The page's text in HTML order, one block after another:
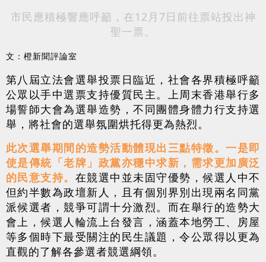
市民應積極響應呼籲，在12月7日前往票站投出神
聖一票。
文：橙新聞評論室
第八屆立法會選舉投票日臨近，社會各界積極呼籲
公眾以手中選票支持優質民主。上周末香港舉行多
場誓師大會為選舉造勢，不同團體身體力行支持選
舉，將社會的選舉氛圍烘托得更為熱烈。
此次選舉期間的造勢活動體現出三點特徵。一是即
使是傳統「老牌」政黨亦穩中求新，需求更加廣泛
的民意支持。 在競選中並未固守優勢，候選人中不
但約半數為政壇新人，且有個別界別出現兩名同黨
派候選者，競爭可謂十分激烈。而在舉行的造勢大
會上，候選人輪流上台發言，涵蓋本地勞工、房屋
等多個時下最受關注的民生議題，令公眾得以更為
直觀的了解各參選者競選綱領。